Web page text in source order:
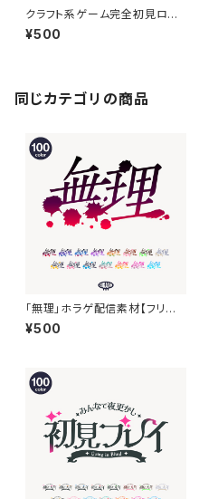
クラフト系ゲーム完全初見ロゴ
【サムネ素材】
¥500
同じカテゴリの商品
「無理」ホラゲ配信素材【フリー
素材・サムネ素材】
¥500